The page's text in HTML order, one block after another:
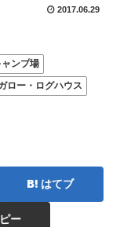
2017.06.29
ャンプ場
ロー・ログハウス
はてブ
ー